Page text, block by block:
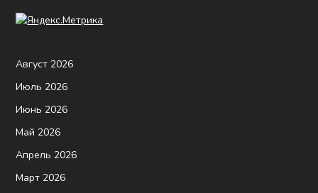
Август 2026
Июль 2026
Июнь 2026
Май 2026
Апрель 2026
Март 2026